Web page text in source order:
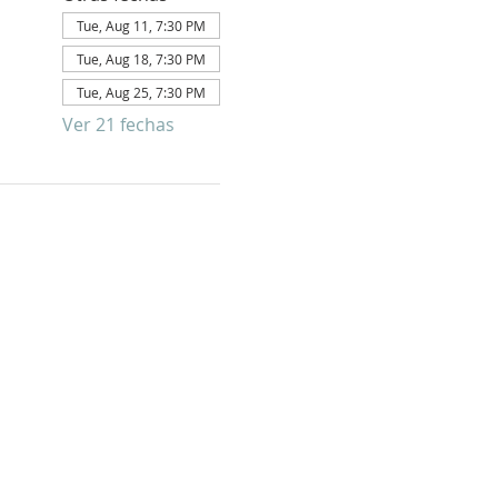
Tue, Aug 11, 7:30 PM
Tue, Aug 18, 7:30 PM
Tue, Aug 25, 7:30 PM
Ver 21 fechas